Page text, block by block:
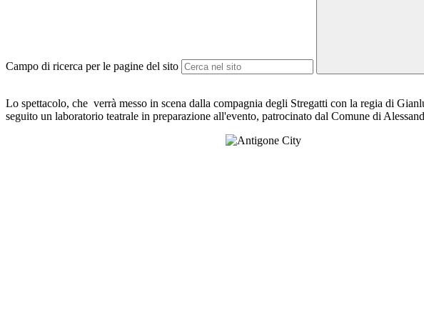
Campo di ricerca per le pagine del sito
Lo spettacolo, che verrà messo in scena dalla compagnia degli Stregatti con la regia di
seguito un laboratorio teatrale in preparazione all'evento, patrocinato dal Comune di